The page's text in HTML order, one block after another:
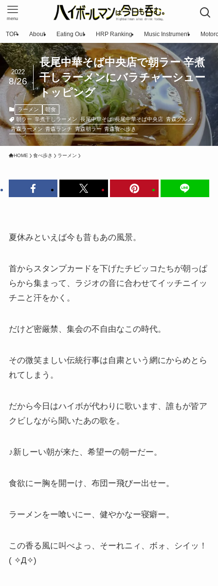
menu
TOP About Eating Out HRP Ranking Music Instrument
長尾中華そば中央店で朝ラー 辛煮
干しラーメンにバラチャーシュー
トッピング
2022
8/26
ラーメン
朝食
朝ラー 辛煮干しラーメン 長尾中華そば 長尾中華そば中央店 青森グルメ
青森ラーメン 青森ランチ 青森朝ラー 青森食べ歩き
HOME 食べ歩き ラーメン
夏休みといえば今も昔もあの風景。
首からスタンプカードを下げたチビッコたちが朝っぱ
らから集まって、ラジオの音に合わせてイッチニイッ
チニと汗をかく。
だけど密厳禁、集会の不自由なこの時代。
その微笑ましい伝統行事は自粛という網にからめとら
れてしまう。
だから今日はハイボが代わりに歌います、誰もが皆ア
クビしながら聞いたあの歌を。
♪新しーい朝が来た、希望ーの朝ーだー。
食欲にー胸を開ーけ、布団ー飛びー出せー。
ラーメンをー喰いにー、健やかなー寝癖ー。
この香る風に叫べよっ、そーれニィ、ボォ、シイッ！
( ✧Д✧)